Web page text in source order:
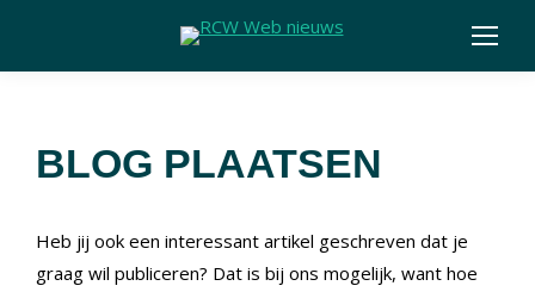
BLOG PLAATSEN
Heb jij ook een interessant artikel geschreven dat je
graag wil publiceren? Dat is bij ons mogelijk, want hoe